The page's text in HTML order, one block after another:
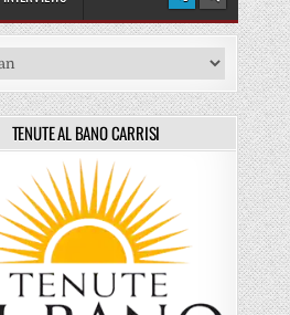
TENUTE AL BANO CARRISI